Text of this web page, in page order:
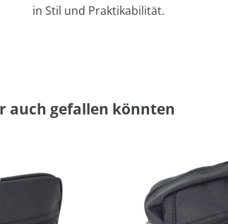
in Stil und Praktikabilität.
auch gefallen könnten